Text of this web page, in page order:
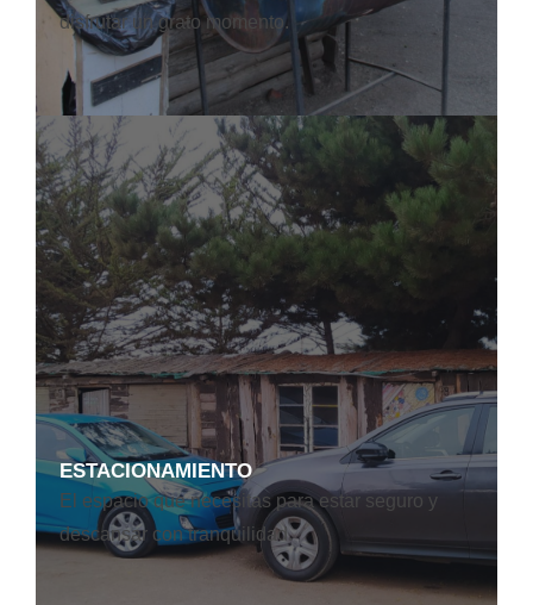
disfrutar un grato momento.
ESTACIONAMIENTO
El espacio que necesitas para estar seguro y
descansar con tranquilidad.